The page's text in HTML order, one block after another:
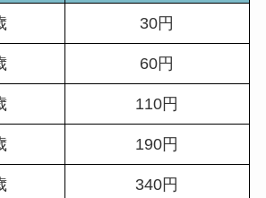
30円
60円
110円
190円
340円